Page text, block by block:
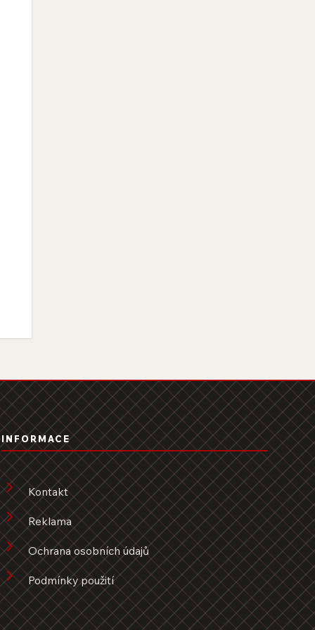
INFORMACE
Kontakt
Reklama
Ochrana osobních údajů
Podmínky použití